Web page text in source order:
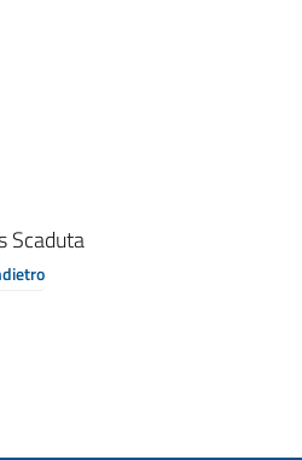
Scaduta